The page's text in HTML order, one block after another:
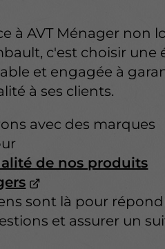
à AVT Ménager non
c'est choisir une
et engagée à
à ses clients.
avec des marques
de nos produits
sont là pour
et assurer un